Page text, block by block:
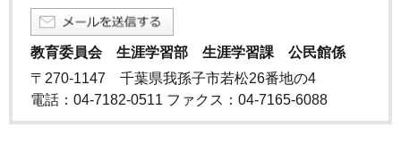
教育委員会 生涯学習部 生涯学習課 公民館係
〒270-1147 千葉県我孫子市若松26番地の4
電話：04-7182-0511 ファクス：04-7165-6088